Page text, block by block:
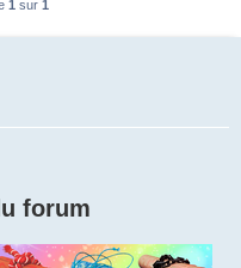
1 sur 1
forum